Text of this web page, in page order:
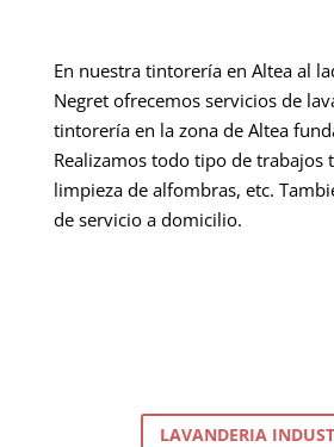
En nuestra tintorería en Altea al
Negret ofrecemos servicios de
tintorería en la zona de Altea
Realizamos todo tipo de trabajos
limpieza de alfombras, etc.
de servicio a domicilio.
LAVANDERIA